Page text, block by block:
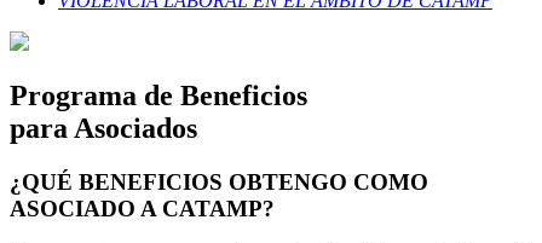
Programa de Beneficios
para Asociados
¿QUÉ BENEFICIOS OBTENGO COMO
ASOCIADO A CATAMP?